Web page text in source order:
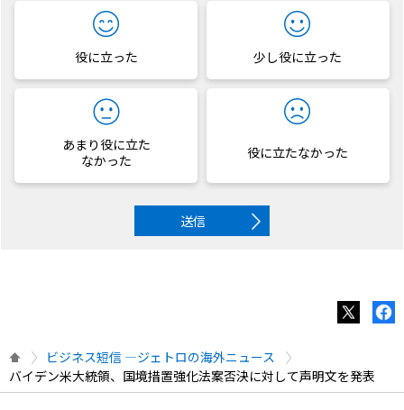
役に立った 少し役に立った
あまり役に立た
なかった
役に立たなかった
送信
ビジネス短信 ―ジェトロの海外ニュース
バイデン米大統領、国境措置強化法案否決に対して声明文を発表